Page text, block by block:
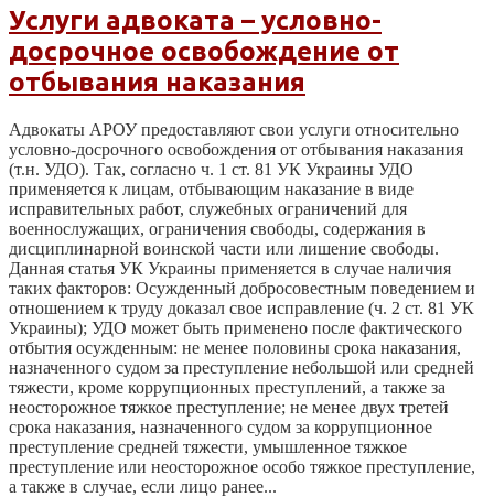
Услуги адвоката – условно-
досрочное освобождение от
отбывания наказания
Адвокаты АРОУ предоставляют свои услуги относительно
условно-досрочного освобождения от отбывания наказания
(т.н. УДО). Так, согласно ч. 1 ст. 81 УК Украины УДО
применяется к лицам, отбывающим наказание в виде
исправительных работ, служебных ограничений для
военнослужащих, ограничения свободы, содержания в
дисциплинарной воинской части или лишение свободы.
Данная статья УК Украины применяется в случае наличия
таких факторов: Осужденный добросовестным поведением и
отношением к труду доказал свое исправление (ч. 2 ст. 81 УК
Украины); УДО может быть применено после фактического
отбытия осужденным: не менее половины срока наказания,
назначенного судом за преступление небольшой или средней
тяжести, кроме коррупционных преступлений, а также за
неосторожное тяжкое преступление; не менее двух третей
срока наказания, назначенного судом за коррупционное
преступление средней тяжести, умышленное тяжкое
преступление или неосторожное особо тяжкое преступление,
а также в случае, если лицо ранее...